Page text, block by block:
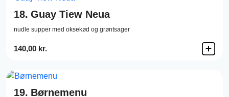
18. Guay Tiew Neua
nudle supper med oksekød og grøntsager
140,00 kr.
19. Børnemenu